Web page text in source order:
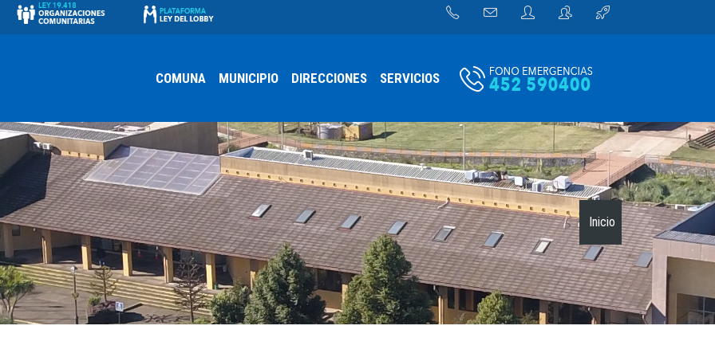
COMUNA MUNICIPIO DIRECCIONES SERVICIOS
Inicio